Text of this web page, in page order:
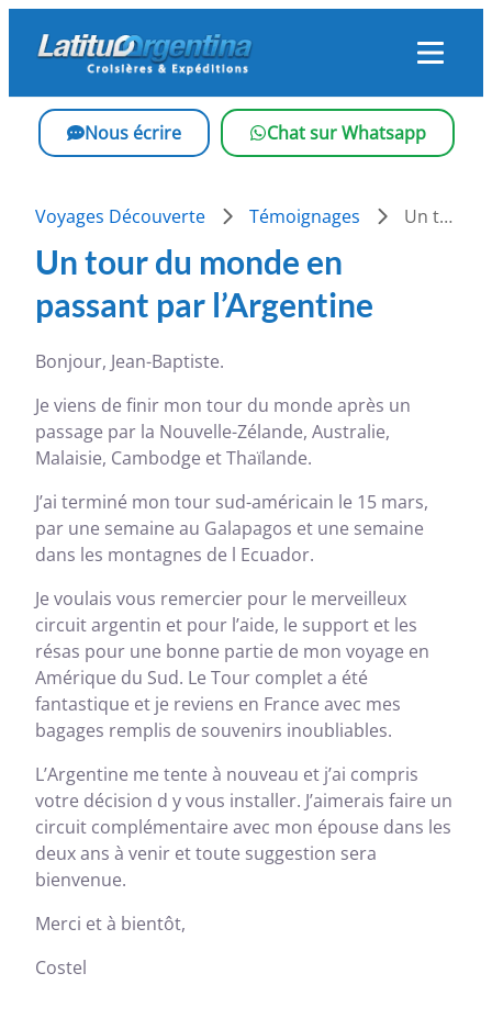
Nous écrire Chat sur Whatsapp
Voyages Découverte Témoignages Un tour du monde en passant par l’Argentine
Un tour du monde en
passant par l’Argentine
Bonjour, Jean-Baptiste.
Je viens de finir mon tour du monde après un
passage par la Nouvelle-Zélande, Australie,
Malaisie, Cambodge et Thaïlande.
J’ai terminé mon tour sud-américain le 15 mars,
par une semaine au Galapagos et une semaine
dans les montagnes de l Ecuador.
Je voulais vous remercier pour le merveilleux
circuit argentin et pour l’aide, le support et les
résas pour une bonne partie de mon voyage en
Amérique du Sud. Le Tour complet a été
fantastique et je reviens en France avec mes
bagages remplis de souvenirs inoubliables.
L’Argentine me tente à nouveau et j’ai compris
votre décision d y vous installer. J’aimerais faire un
circuit complémentaire avec mon épouse dans les
deux ans à venir et toute suggestion sera
bienvenue.
Merci et à bientôt,
Costel